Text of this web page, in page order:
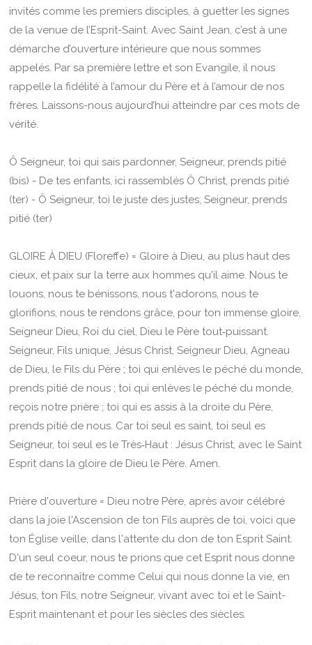
invités comme les premiers disciples, à guetter les signes
de la venue de l’Esprit-Saint. Avec Saint Jean, c’est à une
démarche d’ouverture intérieure que nous sommes
appelés. Par sa première lettre et son Evangile, il nous
rappelle la fidélité à l’amour du Père et à l’amour de nos
frères. Laissons-nous aujourd’hui atteindre par ces mots de
vérité.
Ô Seigneur, toi qui sais pardonner, Seigneur, prends pitié
(bis) - De tes enfants, ici rassemblés Ô Christ, prends pitié
(ter) - Ô Seigneur, toi le juste des justes, Seigneur, prends
pitié (ter)
GLOIRE À DIEU (Floreffe) = Gloire à Dieu, au plus haut des
cieux, et paix sur la terre aux hommes qu'il aime. Nous te
louons, nous te bénissons, nous t'adorons, nous te
glorifions, nous te rendons grâce, pour ton immense gloire,
Seigneur Dieu, Roi du ciel, Dieu le Père tout‑puissant.
Seigneur, Fils unique, Jésus Christ, Seigneur Dieu, Agneau
de Dieu, le Fils du Père ; toi qui enlèves le péché du monde,
prends pitié de nous ; toi qui enlèves le péché du monde,
reçois notre prière ; toi qui es assis à la droite du Père,
prends pitié de nous. Car toi seul es saint, toi seul es
Seigneur, toi seul es le Très‑Haut : Jésus Christ, avec le Saint
Esprit dans la gloire de Dieu le Père. Amen.
Prière d'ouverture = Dieu notre Père, après avoir célébré
dans la joie l'Ascension de ton Fils auprès de toi, voici que
ton Église veille, dans l'attente du don de ton Esprit Saint.
D'un seul coeur, nous te prions que cet Esprit nous donne
de te reconnaître comme Celui qui nous donne la vie, en
Jésus, ton Fils, notre Seigneur, vivant avec toi et le Saint-
Esprit maintenant et pour les siècles des siècles.